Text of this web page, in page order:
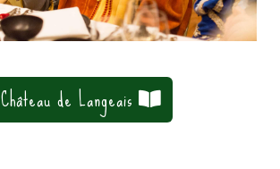
Château de Langeais